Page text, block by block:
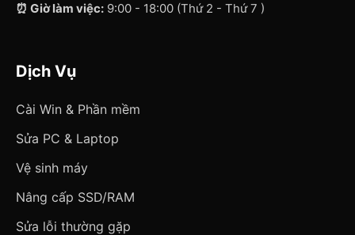
⏰ Giờ làm việc: 9:00 - 18:00 (Thứ 2 - Thứ 7 )
Dịch Vụ
Cài Win & Phần mềm
Sửa PC & Laptop
Vệ sinh máy
Nâng cấp SSD/RAM
Sửa lỗi thường gặp